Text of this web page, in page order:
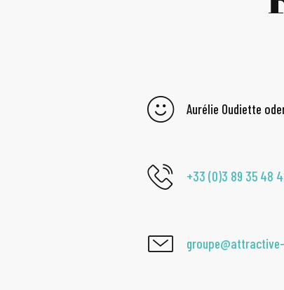
Aurélie Oudiette
+33 (0)3 89 35 48